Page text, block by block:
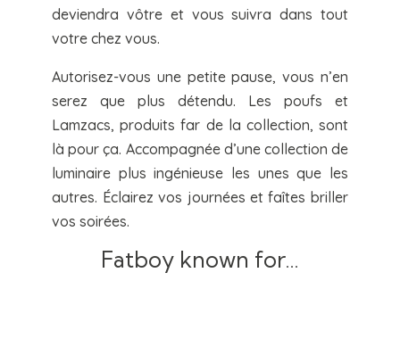
deviendra vôtre et vous suivra dans tout
votre chez vous.
Autorisez-vous une petite pause, vous n’en
serez que plus détendu. Les poufs et
Lamzacs, produits far de la collection, sont
là pour ça. Accompagnée d’une collection de
luminaire plus ingénieuse les unes que les
autres. Éclairez vos journées et faîtes briller
vos soirées.
Fatboy known for…